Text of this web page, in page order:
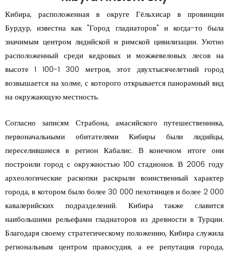
Кибира, расположенная в округе Гёльхисар в провинции
Бурдур, известна как "Город гладиаторов" и когда-то была
значимым центром лидийской и римской цивилизации. Уютно
расположенный среди кедровых и можжевеловых лесов на
высоте 1 100-1 300 метров, этот двухтысячелетний город
возвышается на холме, с которого открывается панорамный вид
на окружающую местность.
Согласно записям Страбона, амасийского путешественника,
первоначальными обитателями Кибиры были лидийцы,
переселившиеся в регион Кабалис. В конечном итоге они
построили город с окружностью 100 стадионов. В 2006 году
археологические раскопки раскрыли воинственный характер
города, в котором было более 30 000 пехотинцев и более 2 000
кавалерийских подразделений. Кибира также славится
наибольшими рельефами гладиаторов из древности в Турции.
Благодаря своему стратегическому положению, Кибира служила
региональным центром правосудия, а ее репутация города,